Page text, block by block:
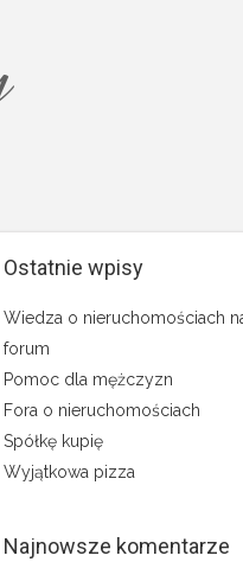
Ostatnie wpisy
Wiedza o nieruchomościach
forum
Pomoc dla mężczyzn
Fora o nieruchomościach
Spółkę kupię
Wyjątkowa pizza
Najnowsze komentarze